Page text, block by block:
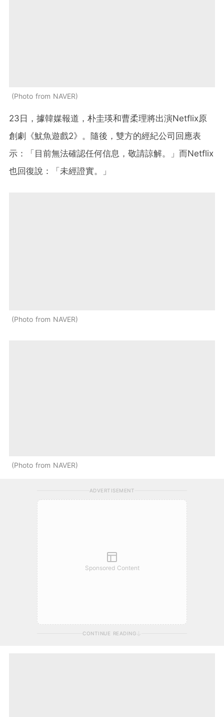
Photo from NAVER
23日，據韓媒報道，朴圭瑛和曹柔理將出演Netflix原
創劇《魷魚遊戲2》。隨後，雙方的經紀公司回應表
示：「目前無法確認任何信息，敬請諒解。」而Netflix
也回復說：「未經證實。」
Photo from NAVER
Photo from NAVER
ADVERTISEMENT
Sponsored Content
CONTINUE READING